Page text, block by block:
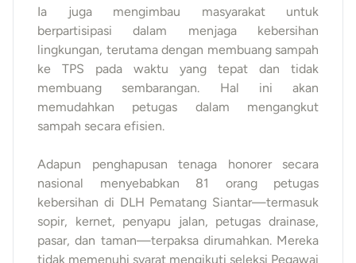
Ia juga mengimbau masyarakat untuk
berpartisipasi dalam menjaga kebersihan
lingkungan, terutama dengan membuang sampah
ke TPS pada waktu yang tepat dan tidak
membuang sembarangan. Hal ini akan
memudahkan petugas dalam mengangkut
sampah secara efisien.
Adapun penghapusan tenaga honorer secara
nasional menyebabkan 81 orang petugas
kebersihan di DLH Pematang Siantar—termasuk
sopir, kernet, penyapu jalan, petugas drainase,
pasar, dan taman—terpaksa dirumahkan. Mereka
tidak memenuhi syarat mengikuti seleksi Pegawai